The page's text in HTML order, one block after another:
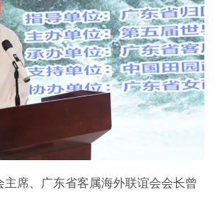
席、广东省客属海外联谊会会长曾